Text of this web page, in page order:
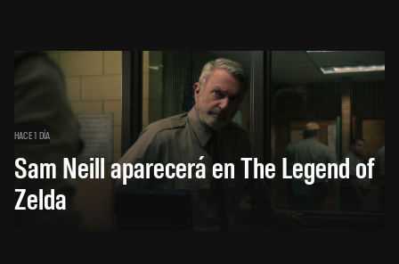
HACE 1 DÍA
Sam Neill aparecerá en The Legend of
Zelda